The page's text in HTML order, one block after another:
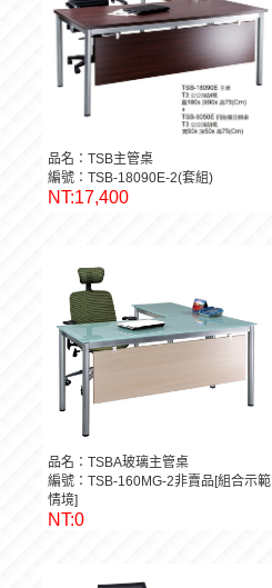
品名：TSB主管桌
編號：TSB-18090E-2(套組)
NT:17,400
品名：TSBA玻璃主管桌
編號：TSB-160MG-2非賣品[組合示範
情境]
NT:0